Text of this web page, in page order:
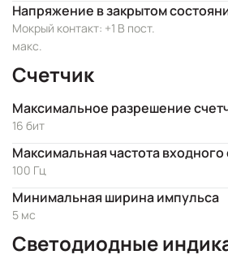
Напряжение в закрытом
Мокрый контакт: +1 В пост.
макс.
Счетчик
Максимальное разрешение
16 бит
Максимальная частота входного
100 Гц
Минимальная ширина импульса
5 мс
Светодиодные